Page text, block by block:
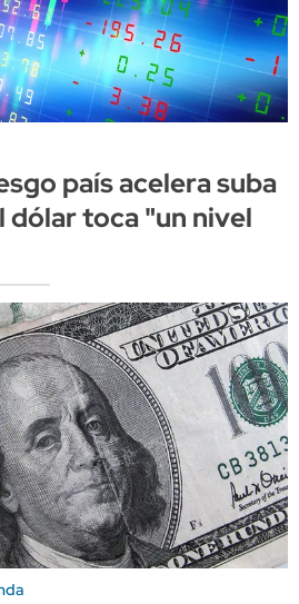
país acelera suba
dólar toca "un nivel